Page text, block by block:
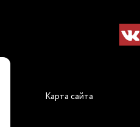
Карта сайта